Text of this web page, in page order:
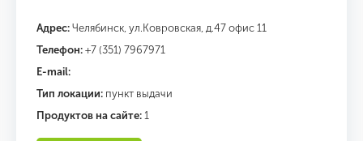
Адрес: Челябинск, ул.Ковровская, д.47 офис 11
Телефон: +7 (351) 7967971
E-mail:
Тип локации: пункт выдачи
Продуктов на сайте: 1